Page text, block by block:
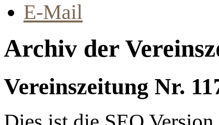
E-Mail
Archiv der
Vereinszeitung Nr.